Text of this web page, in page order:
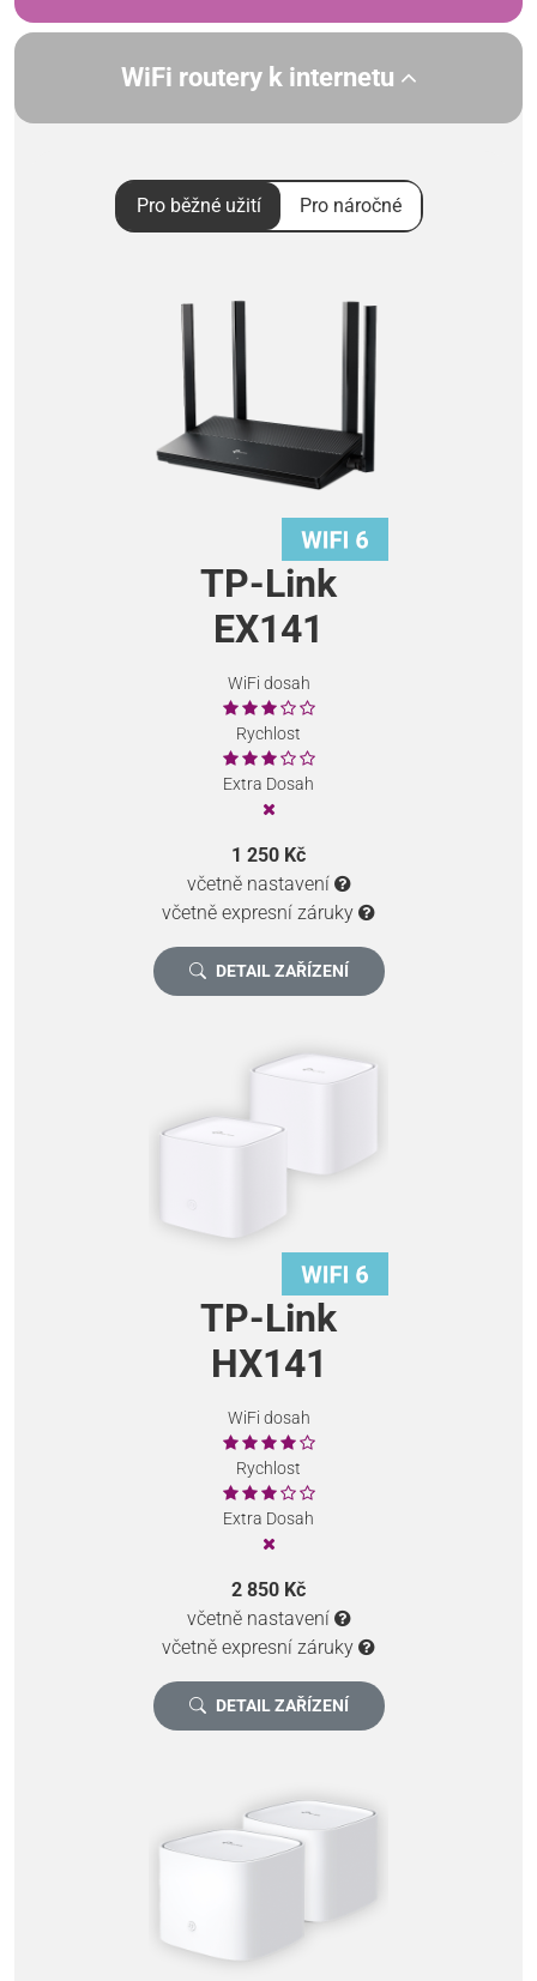
WiFi routery k internetu
Pro běžné užití Pro náročné
TP-Link
EX141
WiFi dosah
Rychlost
Extra Dosah
1 250 Kč
včetně nastavení
včetně expresní záruky
DETAIL ZAŘÍZENÍ
TP-Link
HX141
WiFi dosah
Rychlost
Extra Dosah
2 850 Kč
včetně nastavení
včetně expresní záruky
DETAIL ZAŘÍZENÍ